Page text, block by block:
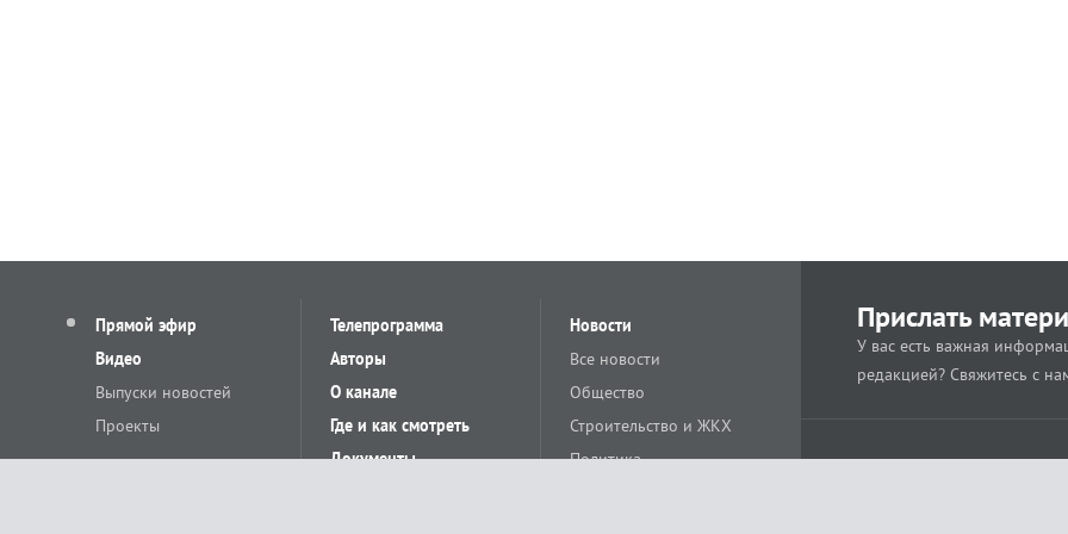
Прямой эфир
Видео
Выпуски новостей
Проекты
Телепрограмма
Авторы
О канале
Где и как смотреть
Документы
Новости
Все новости
Общество
Строительство и ЖКХ
Политика
Прислать
У вас есть важная
редакцией? Свяжитесь с